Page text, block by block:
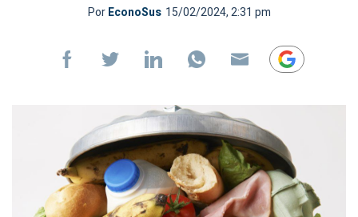
PorEconoSus 15/02/2024, 2:31 pm